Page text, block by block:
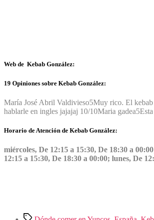
Web de Kebab González:
19 Opiniones sobre Kebab González:
María José Abril Valdivieso5Muy rico. El kebab
hablarle en ingles jajajaj 10/10Maria gadea5
Horario de Atención de Kebab González:
miércoles, De 12:15 a 15:30, De 18:30 a
12:15 a 15:30, De 18:30 a 00:00; lunes, De
Etiquetas